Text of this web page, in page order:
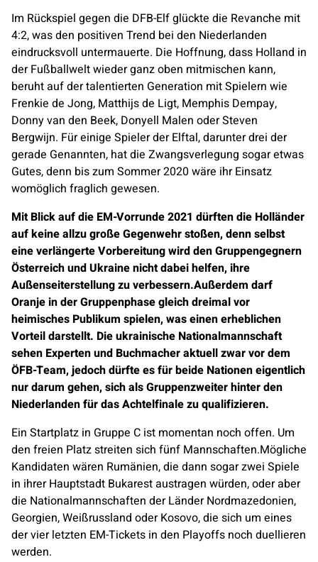
Im Rückspiel gegen die DFB-Elf glückte die Revanche mit
4:2, was den positiven Trend bei den Niederlanden
eindrucksvoll untermauerte. Die Hoffnung, dass Holland in
der Fußballwelt wieder ganz oben mitmischen kann,
beruht auf der talentierten Generation mit Spielern wie
Frenkie de Jong, Matthijs de Ligt, Memphis Dempay,
Donny van den Beek, Donyell Malen oder Steven
Bergwijn. Für einige Spieler der Elftal, darunter drei der
gerade Genannten, hat die Zwangsverlegung sogar etwas
Gutes, denn bis zum Sommer 2020 wäre ihr Einsatz
womöglich fraglich gewesen.
Mit Blick auf die EM-Vorrunde 2021 dürften die Holländer
auf keine allzu große Gegenwehr stoßen, denn selbst
eine verlängerte Vorbereitung wird den Gruppengegnern
Österreich und Ukraine nicht dabei helfen, ihre
Außenseiterstellung zu verbessern.Außerdem darf
Oranje in der Gruppenphase gleich dreimal vor
heimisches Publikum spielen, was einen erheblichen
Vorteil darstellt. Die ukrainische Nationalmannschaft
sehen Experten und Buchmacher aktuell zwar vor dem
ÖFB-Team, jedoch dürfte es für beide Nationen eigentlich
nur darum gehen, sich als Gruppenzweiter hinter den
Niederlanden für das Achtelfinale zu qualifizieren.
Ein Startplatz in Gruppe C ist momentan noch offen. Um
den freien Platz streiten sich fünf Mannschaften.Mögliche
Kandidaten wären Rumänien, die dann sogar zwei Spiele
in ihrer Hauptstadt Bukarest austragen würden, oder aber
die Nationalmannschaften der Länder Nordmazedonien,
Georgien, Weißrussland oder Kosovo, die sich um eines
der vier letzten EM-Tickets in den Playoffs noch duellieren
werden.